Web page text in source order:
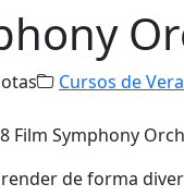
Cursos de
de forma